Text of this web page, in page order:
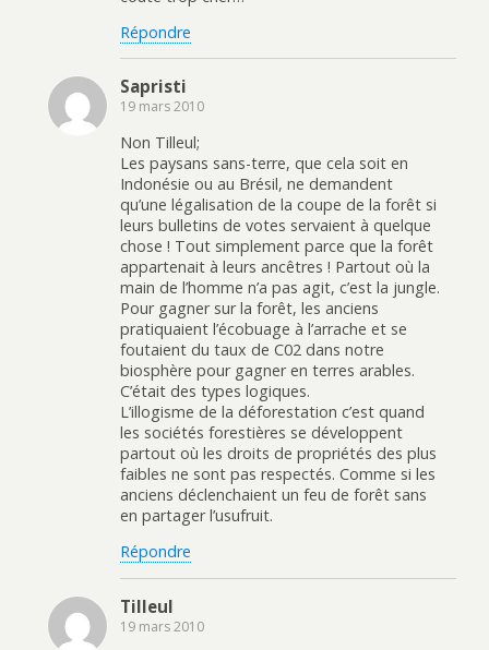
Répondre
Sapristi
19 mars 2010
Non Tilleul;
Les paysans sans-terre, que cela soit en
Indonésie ou au Brésil, ne demandent
qu’une légalisation de la coupe de la forêt si
leurs bulletins de votes servaient à quelque
chose ! Tout simplement parce que la forêt
appartenait à leurs ancêtres ! Partout où la
main de l’homme n’a pas agit, c’est la jungle.
Pour gagner sur la forêt, les anciens
pratiquaient l’écobuage à l’arrache et se
foutaient du taux de C02 dans notre
biosphère pour gagner en terres arables.
C’était des types logiques.
L’illogisme de la déforestation c’est quand
les sociétés forestières se développent
partout où les droits de propriétés des plus
faibles ne sont pas respectés. Comme si les
anciens déclenchaient un feu de forêt sans
en partager l’usufruit.
Répondre
Tilleul
19 mars 2010